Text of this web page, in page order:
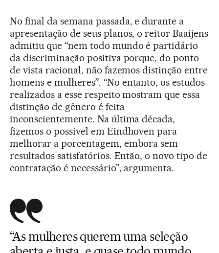
No final da semana passada, e durante a
apresentação de seus planos, o reitor Baaijens
admitiu que “nem todo mundo é partidário
da discriminação positiva porque, do ponto
de vista racional, não fazemos distinção entre
homens e mulheres”. “No entanto, os estudos
realizados a esse respeito mostram que essa
distinção de gênero é feita
inconscientemente. Na última década,
fizemos o possível em Eindhoven para
melhorar a porcentagem, embora sem
resultados satisfatórios. Então, o novo tipo de
contratação é necessário”, argumenta.
“As mulheres querem uma seleção